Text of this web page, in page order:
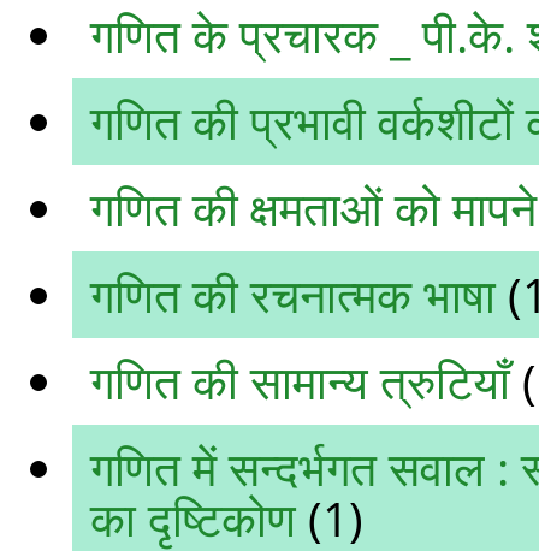
गणित के प्रचारक _ पी.के.
गणित की प्रभावी
गणित की क्षमताओं को
गणित की रचनात्मक भाषा
गणित की सामान्य त्रुटियाँ
गणित में सन्‍दर्भगत सवाल :
का दृष्टिकोण (1)